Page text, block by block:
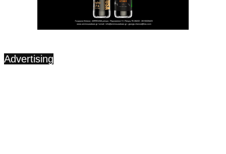
Advertising